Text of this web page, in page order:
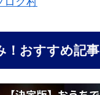
！おすすめ記事